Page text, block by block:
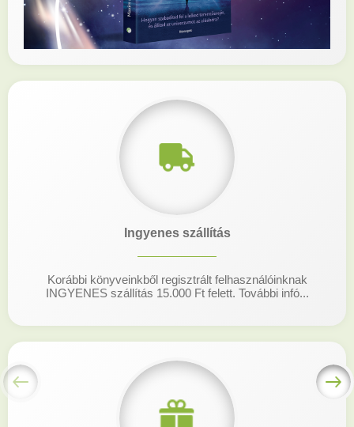
Ingyenes szállítás
Korábbi könyveinkből regisztrált felhasználóinknak
INGYENES szállítás 15.000 Ft felett. További infó...